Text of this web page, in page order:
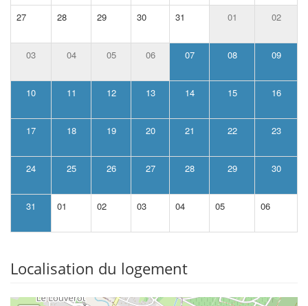
27
28 29 30 31 01 02
03 04 05 06 07 08 09
10 11 12 13 14 15 16
17 18 19 20 21 22 23
24 25 26 27 28 29 30
31 01 02 03 04 05 06
Localisation du logement